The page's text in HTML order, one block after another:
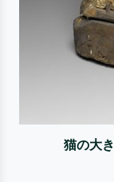
猫の大